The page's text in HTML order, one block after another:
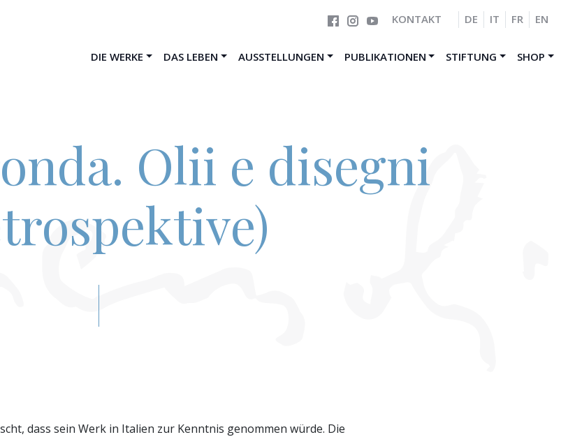
KONTAKT DE IT FR EN
DIE WERKE DAS LEBEN AUSSTELLUNGEN PUBLIKATIONEN STIFTUNG SHOP
Olii e disegni
dass sein Werk in Italien zur Kenntnis genommen würde. Die